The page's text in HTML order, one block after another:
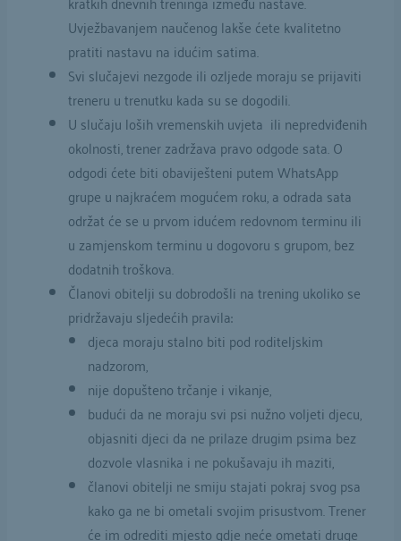
Uvježbavanjem naučenog lakše ćete kvalitetno
pratiti nastavu na idućim satima.
Svi slučajevi nezgode ili ozljede moraju se prijaviti
treneru u trenutku kada su se dogodili.
U slučaju loših vremenskih uvjeta ili nepredviđenih
okolnosti, trener zadržava pravo odgode sata. O
odgodi ćete biti obaviješteni putem WhatsApp
grupe u najkraćem mogućem roku, a odrada sata
održat će se u prvom idućem redovnom terminu ili
u zamjenskom terminu u dogovoru s grupom, bez
dodatnih troškova.
Članovi obitelji su dobrodošli na trening ukoliko se
pridržavaju sljedećih pravila:
djeca moraju stalno biti pod roditeljskim
nadzorom,
nije dopušteno trčanje i vikanje,
budući da ne moraju svi psi nužno voljeti djecu,
objasniti djeci da ne prilaze drugim psima bez
dozvole vlasnika i ne pokušavaju ih maziti,
članovi obitelji ne smiju stajati pokraj svog psa
kako ga ne bi ometali svojim prisustvom. Trener
će im odrediti mjesto gdje neće ometati druge